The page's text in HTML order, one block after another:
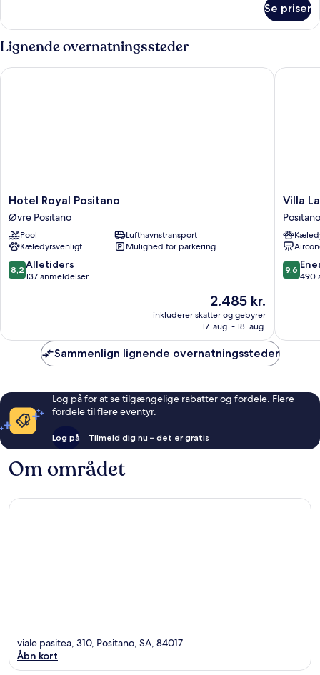
værelse
Se priser
Lignende overnatningssteder
Hotel
Royal
Positano
Øvre
Positano
Hotel Royal Positano
Øvre Positano
Pool
Lufthavnstransport
Kæledyrsvenligt
Mulighed for parkering
8.2
ud
anmeldelser
8,2 Alletiders
137 anmeldelser
Prisen
er
2.485 kr.
2.485 kr.
inkluderer skatter og gebyrer
17. aug. - 18. aug.
Hotel Royal Positano
Villa
La
Tartana
Positano
Villa
9.6
ud
9,6
490
Villa La
Sammenlign lignende overnatningssteder
Log på for at se tilgængelige rabatter og fordele. Flere
fordele til flere eventyr.
Log på Tilmeld dig nu – det er gratis
Om området
viale pasitea, 310, Positano, SA, 84017
Åbn kort